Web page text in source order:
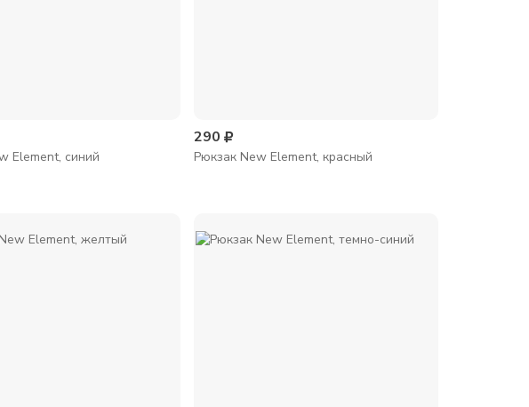
Element, синий
290
Рюкзак New Element, красный